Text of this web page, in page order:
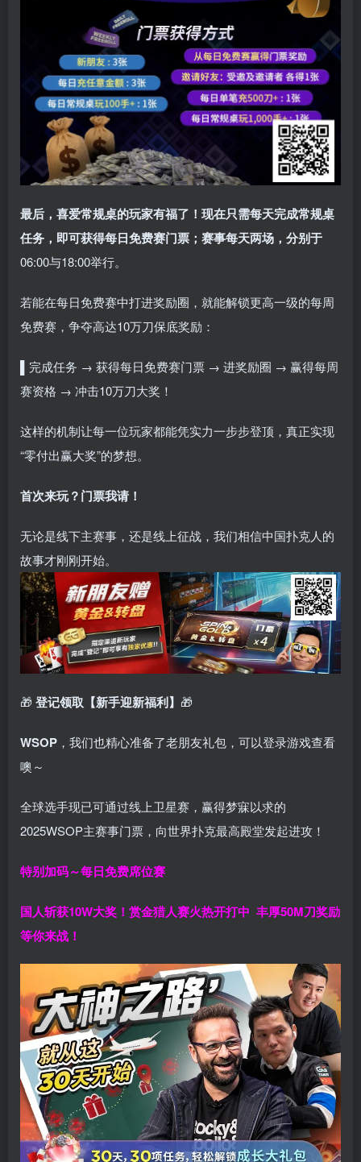
最后，喜爱常规桌的玩家有福了！现在只需每天完成常规桌
任务，即可获得每日免费赛门票；赛事每天两场，分别于
06:00与18:00举行。
若能在每日免费赛中打进奖励圈，就能解锁更高一级的每周
免费赛，争夺高达10万刀保底奖励：
完成任务 → 获得每日免费赛门票 → 进奖励圈 → 赢得每周
赛资格 → 冲击10万刀大奖！
这样的机制让每一位玩家都能凭实力一步步登顶，真正实现
“零付出赢大奖”的梦想。
首次来玩？门票我请！
无论是线下主赛事，还是线上征战，我们相信中国扑克人的
故事才刚刚开始。
🎁 登记领取【新手迎新福利】 🎁
WSOP ，我们也精心准备了老朋友礼包，可以登录游戏查看
噢～
全球选手现已可通过线上卫星赛，赢得梦寐以求的
2025WSOP主赛事门票，向世界扑克最高殿堂发起进攻！
特别加码～每日免费席位赛
国人斩获10W大奖！ 赏金猎人赛火热开打中 丰厚50M刀奖励
等你来战！